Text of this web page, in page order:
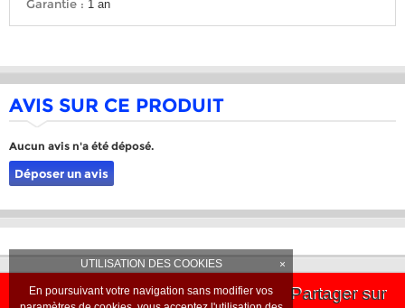
UTILISATION DES COOKIES ×
En poursuivant votre navigation sans modifier vos
Garantie : 1 an
AVIS SUR CE PRODUIT
Aucun avis n'a été déposé.
Déposer un avis
Partager sur